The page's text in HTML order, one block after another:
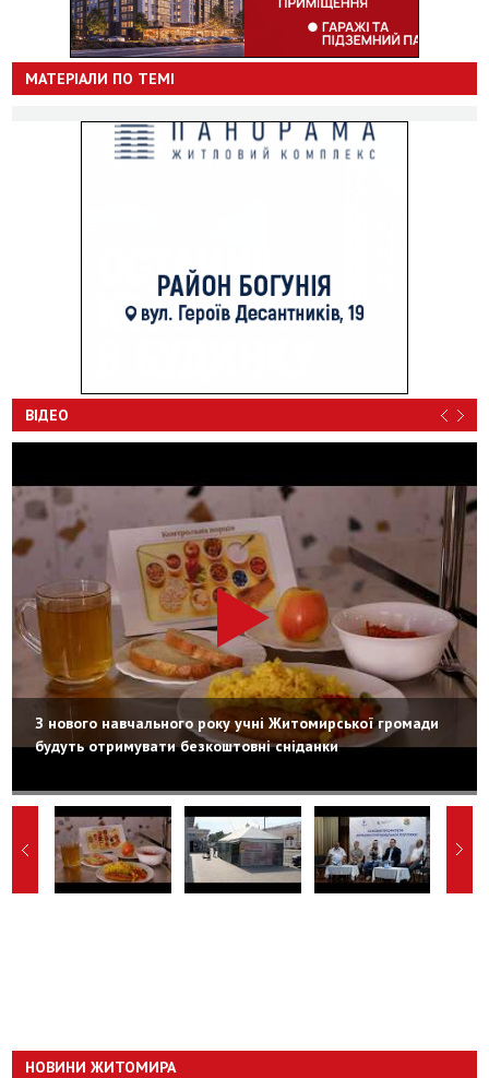
МАТЕРІАЛИ ПО ТЕМІ
ВІДЕО
З нового навчального року учні Житомирської громади
будуть отримувати безкоштовні сніданки
НОВИНИ ЖИТОМИРА